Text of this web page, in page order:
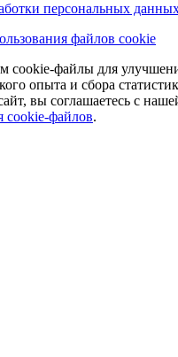
персональных
файлов cookie
cookie-файлы для
опыта и сбора
вы соглашаетесь с
cookie-файлов.